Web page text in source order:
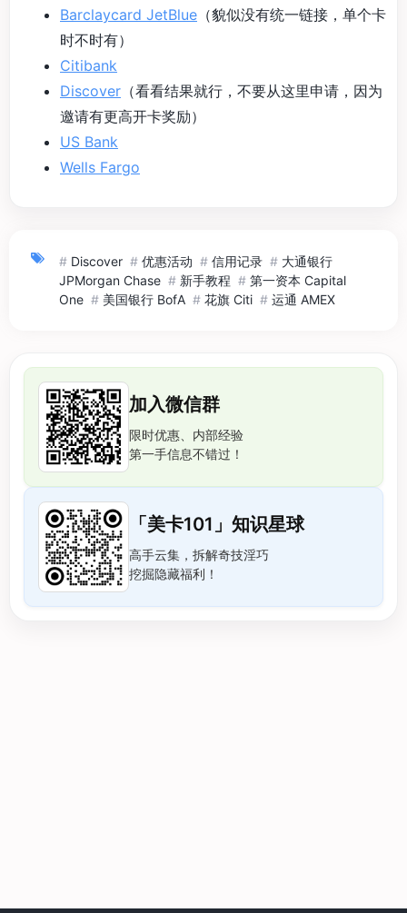
Barclaycard JetBlue （貌似没有统一链接，单个卡
时不时有）
Citibank
Discover （看看结果就行，不要从这里申请，因为
邀请有更高开卡奖励）
US Bank
Wells Fargo
# Discover # 优惠活动 # 信用记录 # 大通银行
JPMorgan Chase # 新手教程 # 第一资本 Capital
One # 美国银行 BofA # 花旗 Citi # 运通 AMEX
加入微信群
限时优惠、内部经验
第一手信息不错过！
「美卡101」知识星球
高手云集，拆解奇技淫巧
挖掘隐藏福利！